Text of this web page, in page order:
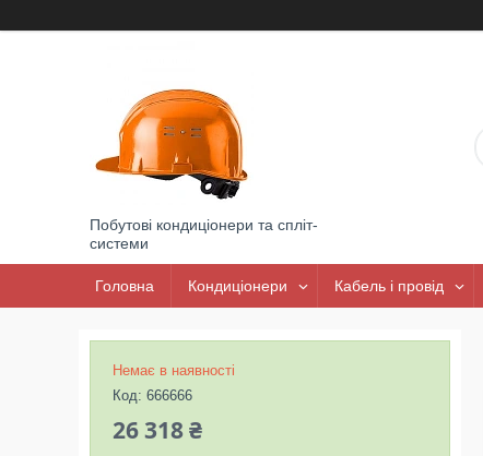
Побутові кондиціонери та спліт-
системи
Головна Кондиціонери Кабель і провід
Немає в наявності
Код: 666666
26 318 ₴